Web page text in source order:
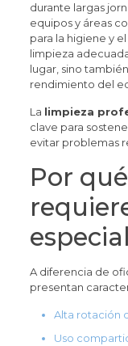
durante largas
equipos y áreas
para la higiene y
limpieza
lugar, sino
rendimiento del
La limpieza
clave para
evitar problemas
Por
A diferencia de
presentan
Alta rotación
Uso